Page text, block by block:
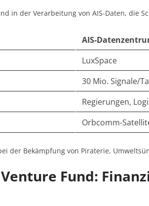
in der Verarbeitung von AIS-Daten, die
AIS-
LuxSpace
30 Mio. Signale/
Regierungen,
Orbcomm-
der Bekämpfung von Piraterie,
Fund: